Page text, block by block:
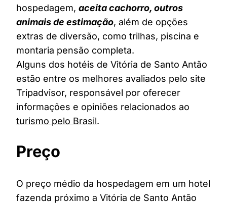
hospedagem, aceita cachorro, outros
animais de estimação, além de opções
extras de diversão, como trilhas, piscina e
montaria pensão completa.
Alguns dos hotéis de Vitória de Santo Antão
estão entre os melhores avaliados pelo site
Tripadvisor, responsável por oferecer
informações e opiniões relacionados ao
turismo pelo Brasil.
Preço
O preço médio da hospedagem em um hotel
fazenda próximo a Vitória de Santo Antão